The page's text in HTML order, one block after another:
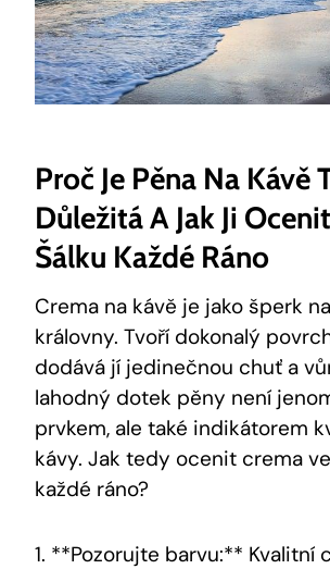
Proč Je Pěna Na Kávě
Důležitá A Jak Ji
Šálku Každé Ráno
Crema na kávě je jako šperk
královny. Tvoří dokonalý
dodává jí jedinečnou chuť a
lahodný dotek pěny není
prvkem, ale také indikátorem
kávy. Jak tedy ocenit crema
každé ráno?
1. **Pozorujte barvu:** Kvalitní